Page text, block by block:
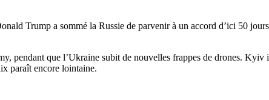
Trump a sommé la Russie de parvenir à un accord d’ici 50
pendant que l’Ukraine subit de nouvelles frappes de drones. Kyiv
paraît encore lointaine.